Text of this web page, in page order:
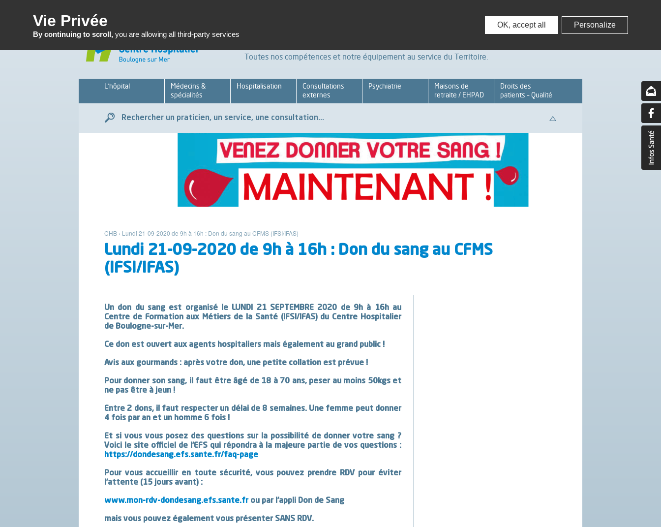
Toutes nos compétences et notre équipement au service du Territoire.
L’hôpital
Médecins &
spécialités
Hospitalisation
Consultations
externes
Psychiatrie
Maisons de
retraite / EHPAD
Droits des
patients – Qualité
Rechercher un praticien, un service, une consultation...
CHB › Lundi 21-09-2020 de 9h à 16h : Don du sang au CFMS (IFSI/IFAS)
Lundi 21-09-2020 de 9h à 16h : Don du sang au CFMS
(IFSI/IFAS)
Un don du sang est organisé le LUNDI 21 SEPTEMBRE 2020 de 9h à 16hau
Centre de Formation aux Métiers de la Santé (IFSI/IFAS)du Centre Hospitalier
de Boulogne-sur-Mer.
Ce don est ouvert aux agents hospitaliers mais également au grand public !
Avis aux gourmands : après votre don, une petite collation est prévue !
Pour donner son sang, il faut être âgé de 18 à 70 ans, peser au moins 50kgs et
ne pas être à jeun !
Entre 2 dons, il faut respecter un délai de 8 semaines. Une femme peut donner
4 fois par an et un homme 6 fois !
Et si vous vous posez des questions sur la possibilité de donner votre sang ?
Voici le site officiel de l’EFS qui répondra à la majeure partie de vos questions :
https://dondesang.efs.sante.fr/faq-page
Pour vous accueillir en toute sécurité, vous pouvez prendre RDV pour éviter
l’attente (15 jours avant) :
www.mon-rdv-dondesang.efs.sante.frou par l’appli Don de Sang
mais vous pouvez également vous présenter SANS RDV.
Vie Privée
By continuing to scroll, you are allowing all third-party services
OK, accept all Personalize